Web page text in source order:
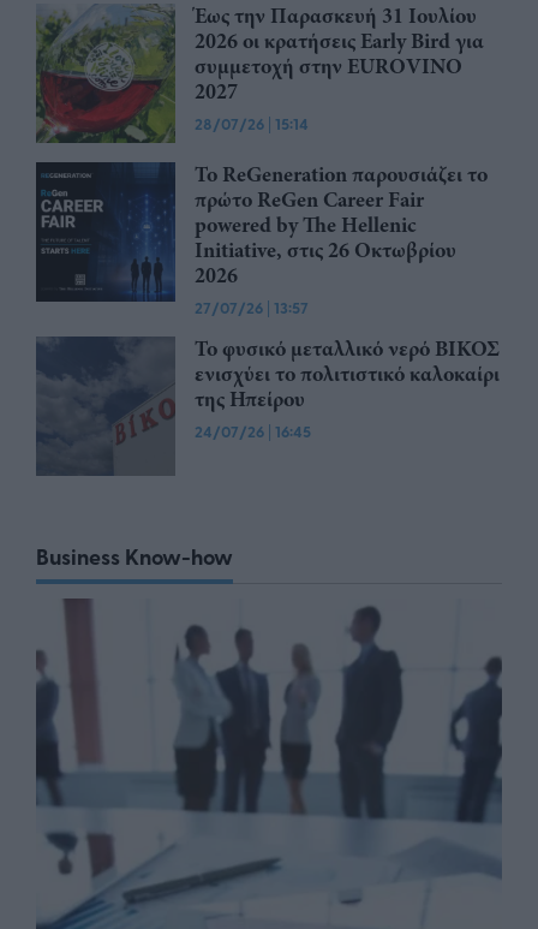
Έως την Παρασκευή 31 Ιουλίου
2026 οι κρατήσεις Early Bird για
συμμετοχή στην EUROVINO
2027
28/07/26 | 15:14
Το ReGeneration παρουσιάζει το
πρώτο ReGen Career Fair
powered by The Hellenic
Initiative, στις 26 Οκτωβρίου
2026
27/07/26 | 13:57
Το φυσικό μεταλλικό νερό ΒΙΚΟΣ
ενισχύει το πολιτιστικό καλοκαίρι
της Ηπείρου
24/07/26 | 16:45
Business Know-how